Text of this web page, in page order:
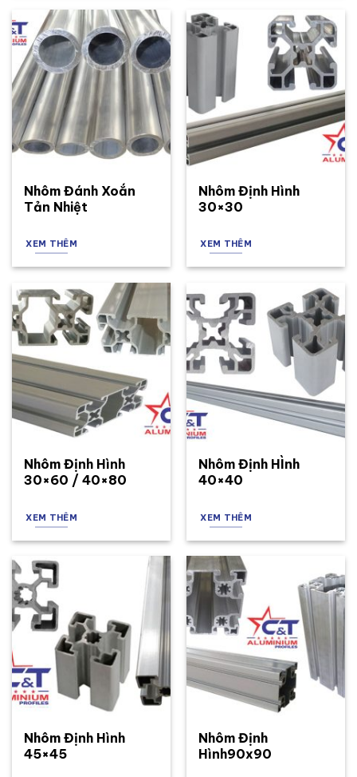
Nhôm Đánh Xoắn
Tản Nhiệt
XEM THÊM
Nhôm Định Hình
30×30
XEM THÊM
Nhôm Định Hình
30×60 / 40×80
XEM THÊM
Nhôm Định HÌnh
40×40
XEM THÊM
Nhôm Định Hình
45×45
Nhôm Định
Hình90x90